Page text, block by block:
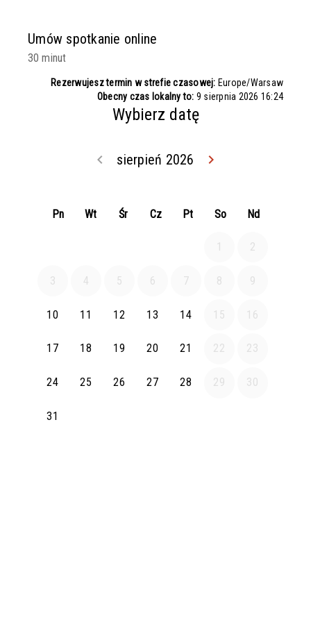
Umów spotkanie online
30 minut
Rezerwujesz termin w strefie czasowej: Europe/Warsaw
Obecny czas lokalny to: 9 sierpnia 2026 16:24
Wybierz datę
sierpień 2026
keyboard_arrow_left
keyboard_arrow_right
Pn Wt Śr Cz Pt So Nd
1 2
3 4 5 6 7 8 9
10 11 12 13 14 15 16
17 18 19 20 21 22 23
24 25 26 27 28 29 30
31